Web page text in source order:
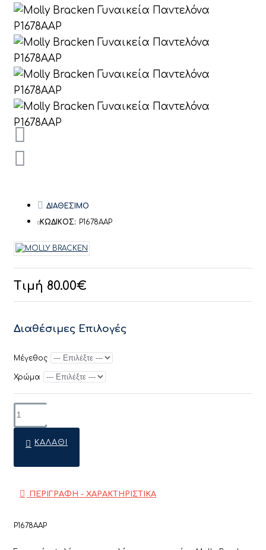
Τιμή 80.00€
ΔΙΑΘΕΣΙΜΟ
ΚΩΔΙΚΟΣ: P1678AAP
Διαθέσιμες Επιλογές
Μέγεθος
Χρώμα
ΚΑΛΆΘΙ
ΠΕΡΙΓΡΑΦΗ - ΧΑΡΑΚΤΗΡΙΣΤΙΚΑ
P1678AAP